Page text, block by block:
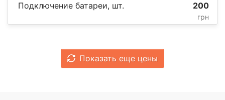
Подключение батареи, шт. 200
грн
Показать еще цены